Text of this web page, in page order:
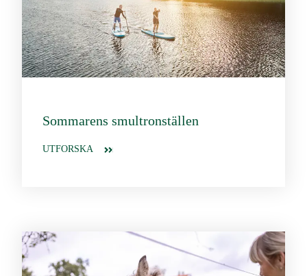
Sommarens smultronställen
UTFORSKA